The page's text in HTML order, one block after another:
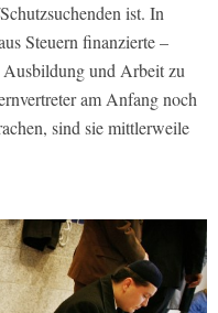
ist. In
Steuern finanzierte –
und Arbeit zu
am Anfang noch
sind sie mittlerweile